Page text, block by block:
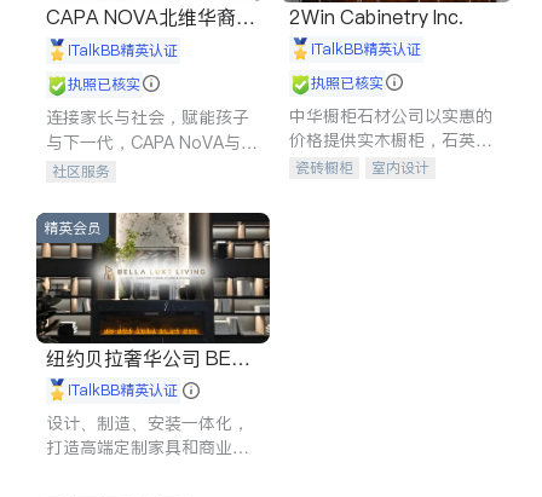
CAPA NOVA北维华裔家
长会iTalkBB精英认证
执照已核实
连接家长与社会，赋能孩子
与下一代，CAPA NoVA与您
携手建设包容、公平、充满
社区服务
2Win Cabinetry Inc.
iTalkBB精英认证
执照已核实
中华橱柜石材公司以实惠的
价格提供实木橱柜，石英石
台面，多种优质不锈钢水
瓷砖橱柜
室内设计
精英会员
纽约贝拉奢华公司 BELL
A LUXE
iTalkBB精英认证
设计、制造、安装一体化，
打造高端定制家具和商业空